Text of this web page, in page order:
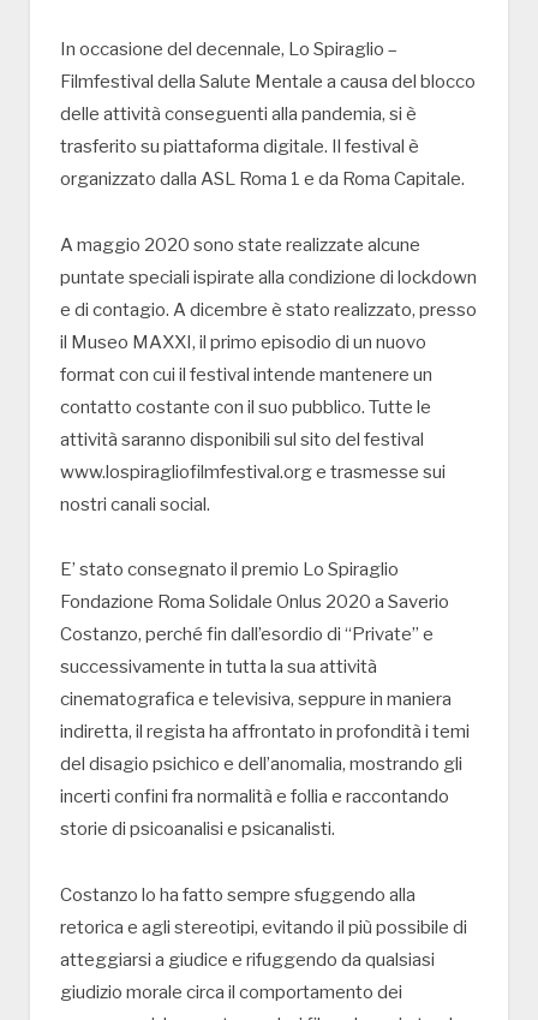
In occasione del decennale, Lo Spiraglio –
Filmfestival della Salute Mentale a causa del blocco
delle attività conseguenti alla pandemia, si è
trasferito su piattaforma digitale. Il festival è
organizzato dalla ASL Roma 1 e da Roma Capitale.
A maggio 2020 sono state realizzate alcune
puntate speciali ispirate alla condizione di lockdown
e di contagio. A dicembre è stato realizzato, presso
il Museo MAXXI, il primo episodio di un nuovo
format con cui il festival intende mantenere un
contatto costante con il suo pubblico. Tutte le
attività saranno disponibili sul sito del festival
www.lospiragliofilmfestival.org e trasmesse sui
nostri canali social.
E’ stato consegnato il premio Lo Spiraglio
Fondazione Roma Solidale Onlus 2020 a Saverio
Costanzo, perché fin dall’esordio di “Private” e
successivamente in tutta la sua attività
cinematografica e televisiva, seppure in maniera
indiretta, il regista ha affrontato in profondità i temi
del disagio psichico e dell’anomalia, mostrando gli
incerti confini fra normalità e follia e raccontando
storie di psicoanalisi e psicanalisti.
Costanzo lo ha fatto sempre sfuggendo alla
retorica e agli stereotipi, evitando il più possibile di
atteggiarsi a giudice e rifuggendo da qualsiasi
giudizio morale circa il comportamento dei